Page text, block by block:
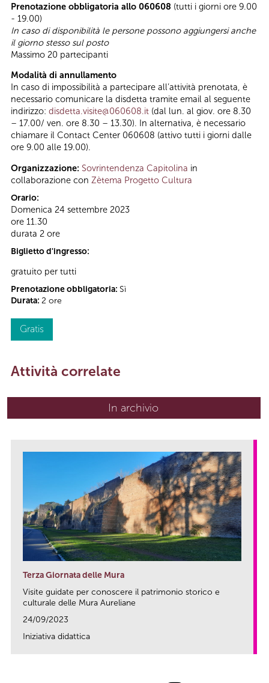
Prenotazione obbligatoria allo 060608 (tutti i giorni ore 9.00
- 19.00)
In caso di disponibilità le persone possono aggiungersi anche
il giorno stesso sul posto
Massimo 20 partecipanti
Modalità di annullamento
In caso di impossibilità a partecipare all’attività prenotata, è
necessario comunicare la disdetta tramite email al seguente
indirizzo: disdetta.visite@060608.it (dal lun. al giov. ore 8.30
– 17.00/ ven. ore 8.30 – 13.30). In alternativa, è necessario
chiamare il Contact Center 060608 (attivo tutti i giorni dalle
ore 9.00 alle 19.00).
Organizzazione: Sovrintendenza Capitolina in
collaborazione con Zètema Progetto Cultura
Orario:
Domenica 24 settembre 2023
ore 11.30
durata 2 ore
Biglietto d'ingresso:
gratuito per tutti
Prenotazione obbligatoria: Sì
Durata: 2 ore
Gratis
Attività correlate
In archivio
Terza Giornata delle Mura
Visite guidate per conoscere il patrimonio storico e
culturale delle Mura Aureliane
24/09/2023
Iniziativa didattica